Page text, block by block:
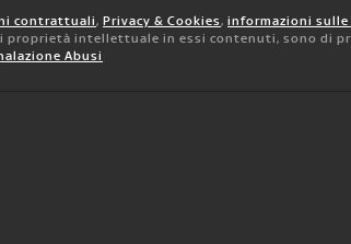
contrattuali, Privacy & Cookies, informazioni
proprietà intellettuale in essi contenuti, sono di
Abusi